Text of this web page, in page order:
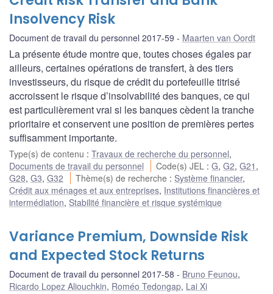
Insolvency Risk
Document de travail du personnel 2017-59 Maarten van Oordt
La présente étude montre que, toutes choses égales par
ailleurs, certaines opérations de transfert, à des tiers
investisseurs, du risque de crédit du portefeuille titrisé
accroissent le risque d’insolvabilité des banques, ce qui
est particulièrement vrai si les banques cèdent la tranche
prioritaire et conservent une position de premières pertes
suffisamment importante.
Type(s) de contenu : Travaux de recherche du personnel,
Documents de travail du personnel
Code(s) JEL :G,G2,G21 ,
G28, G3, G32 Thème(s) de recherche : Système financier,
Crédit aux ménages et aux entreprises, Institutions financières et
intermédiation, Stabilité financière et risque systémique
Variance Premium, Downside Risk
and Expected Stock Returns
Document de travail du personnel 2017-58 Bruno Feunou,
Ricardo Lopez Aliouchkin, Roméo Tedongap, Lai Xi